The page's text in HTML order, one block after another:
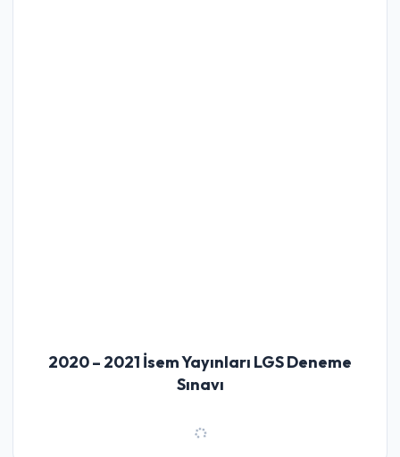
2020 – 2021 İsem Yayınları LGS Deneme
Sınavı